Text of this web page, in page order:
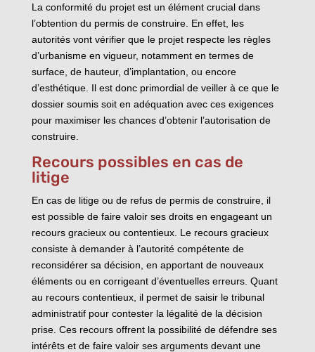
La conformité du projet est un élément crucial dans
l’obtention du permis de construire. En effet, les
autorités vont vérifier que le projet respecte les règles
d’urbanisme en vigueur, notamment en termes de
surface, de hauteur, d’implantation, ou encore
d’esthétique. Il est donc primordial de veiller à ce que le
dossier soumis soit en adéquation avec ces exigences
pour maximiser les chances d’obtenir l’autorisation de
construire.
Recours possibles en cas de
litige
En cas de litige ou de refus de permis de construire, il
est possible de faire valoir ses droits en engageant un
recours gracieux ou contentieux. Le recours gracieux
consiste à demander à l’autorité compétente de
reconsidérer sa décision, en apportant de nouveaux
éléments ou en corrigeant d’éventuelles erreurs. Quant
au recours contentieux, il permet de saisir le tribunal
administratif pour contester la légalité de la décision
prise. Ces recours offrent la possibilité de défendre ses
intérêts et de faire valoir ses arguments devant une